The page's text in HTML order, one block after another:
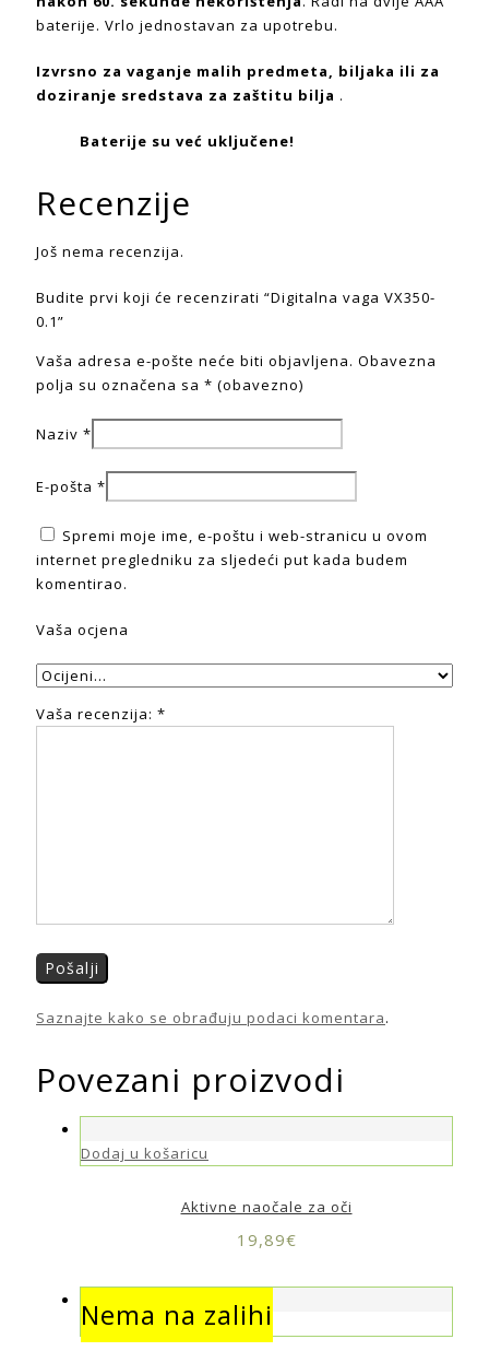
baterije. Vrlo jednostavan za upotrebu.
Izvrsno za vaganje malih predmeta, biljaka ili za
doziranje sredstava za zaštitu bilja .
Baterije su već uključene!
Recenzije
Još nema recenzija.
Budite prvi koji će recenzirati “Digitalna vaga VX350-
0.1”
Vaša adresa e-pošte neće biti objavljena. Obavezna
polja su označena sa * (obavezno)
Naziv *
E-pošta *
Spremi moje ime, e-poštu i web-stranicu u ovom
internet pregledniku za sljedeći put kada budem
komentirao.
Vaša ocjena
Vaša recenzija: *
Saznajte kako se obrađuju podaci komentara.
Povezani proizvodi
Dodaj u košaricu
Aktivne naočale za oči
19,89€
Nema na zalihi
Nema na zalihi